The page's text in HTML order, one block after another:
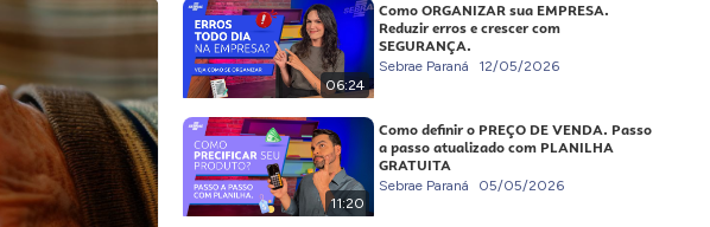
06:24
Como ORGANIZAR sua EMPRESA.
Reduzir erros e crescer com
SEGURANÇA.
Sebrae Paraná 12/05/2026
11:20
Como definir o PREÇO DE VENDA. Passo
a passo atualizado com PLANILHA
GRATUITA
Sebrae Paraná 05/05/2026